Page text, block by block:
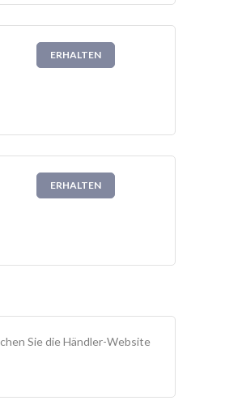
ERHALTEN
ERHALTEN
Sie die Händler-Website